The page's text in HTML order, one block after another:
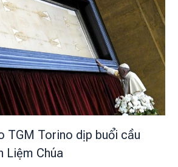
TGM Torino dịp buổi cầu
Liệm Chúa